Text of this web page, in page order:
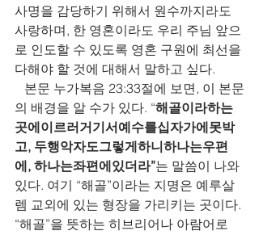
사명을 감당하기 위해서 원수까지라도
사랑하며, 한 영혼이라도 우리 주님 앞으
로 인도할 수 있도록 영혼 구원에 최선을
다해야 할 것에 대해서 말하고 싶다.
본문 누가복음 23:33절에 보면, 이 본문
의 배경을 알 수가 있다. “해골이라하는
곳에이르러거기서예수를십자가에못박
고, 두행악자도그렇게하니하나는우편
에, 하나는좌편에있더라”는 말씀이 나와
있다. 여기 “해골”이라는 지명은 예루살
렘 교외에 있는 형장을 가리키는 곳이다.
“해골”을 뜻하는 히브리어나 아람어로